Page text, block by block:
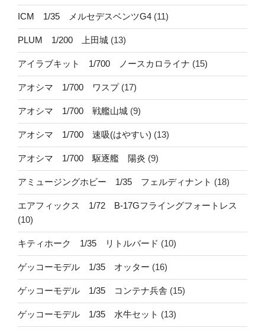
ICM 1/35 メルセデスベンツG4 (11)
PLUM 1/200 上田城 (13)
アイラブキット 1/700 ノースカロライナ (15)
アオシマ 1/700 ワスプ(17)
アオシマ 1/700 戦艦山城 (9)
アオシマ 1/700 速吸(はやすい) (13)
アオシマ 1/700 駆逐艦 陽炎 (9)
アミュージングホビー 1/35 フェルディナント (18)
エアフィックス 1/72 B-17Gフライングフォートレス
(10)
キティホーク 1/35 リトルバード (10)
ゲッコーモデル 1/35 オッター (16)
ゲッコーモデル 1/35 コンテナ兵舎 (15)
ゲッコーモデル 1/35 水牛セット (13)